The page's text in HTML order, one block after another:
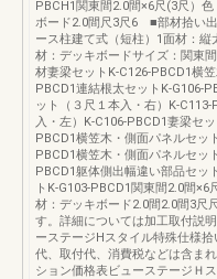
PBCH1関東間2.0間×6尺(3尺）
ボード2.0間尺3尺6 ■部材拾い
ース柱建て式（短柱）1面材：
材：デッキボードサイズ：関東
材妻梁セットK-C126-PBCD1横
PBCD1連結根太セットK-G106-
ット（３尺１本入・右）K-
入・左）K-C106-PBCD1妻梁セ
PBCD1横笠木・側面パネルセッ
PBCD1横笠木・側面パネルセッ
PBCD1躯体側出幅違い部品セッ
トK-G103-PBCD1関東間2.0間
材：デッキボード2.0間2.0間3尺
す。詳細については加工取付説
ーステージHスタイル特殊仕様
代、取付代、消費税などは含ま
ション価格表ビューステージＨ